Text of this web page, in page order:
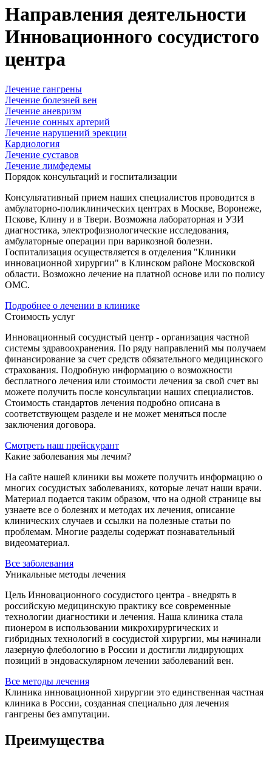
Направления деятельности
Инновационного сосудистого
центра
Лечение гангрены
Лечение болезней вен
Лечение аневризм
Лечение сонных артерий
Лечение нарушений эрекции
Кардиология
Лечение суставов
Лечение лимфедемы
Порядок консультаций и госпитализации
Консультативный прием наших специалистов проводится в
амбулаторно-поликлинических центрах в Москве, Воронеже,
Пскове, Клину и в Твери. Возможна лабораторная и УЗИ
диагностика, электрофизиологические исследования,
амбулаторные операции при варикозной болезни.
Госпитализация осуществляется в отделения "Клиники
инновационной хирургии" в Клинском районе Московской
области. Возможно лечение на платной основе или по полису
ОМС.
Подробнее о лечении в клинике
Стоимость услуг
Инновационный сосудистый центр - организация частной
системы здравоохранения. По ряду направлений мы получаем
финансирование за счет средств обязательного медицинского
страхования. Подробную информацию о возможности
бесплатного лечения или стоимости лечения за свой счет вы
можете получить после консультации наших специалистов.
Стоимость стандартов лечения подробно описана в
соответствующем разделе и не может меняться после
заключения договора.
Смотреть наш прейскурант
Какие заболевания мы лечим?
На сайте нашей клиники вы можете получить информацию о
многих сосудистых заболеваниях, которые лечат наши врачи.
Материал подается таким образом, что на одной странице вы
узнаете все о болезнях и методах их лечения, описание
клинических случаев и ссылки на полезные статьи по
проблемам. Многие разделы содержат познавательный
видеоматериал.
Все заболевания
Уникальные методы лечения
Цель Инновационного сосудистого центра - внедрять в
российскую медицинскую практику все современные
технологии диагностики и лечения. Наша клиника стала
пионером в использовании микрохирургических и
гибридных технологий в сосудистой хирургии, мы начинали
лазерную флебологию в России и достигли лидирующих
позиций в эндоваскулярном лечении заболеваний вен.
Все методы лечения
Клиника инновационной хирургии это единственная частная
клиника в России, созданная специально для лечения
гангрены без ампутации.
Преимущества